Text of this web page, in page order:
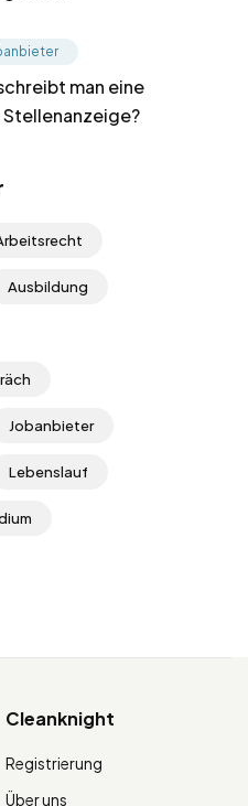
man eine
Ausbildung
Jobanbieter
Lebenslauf
Cleanknight
Registrierung
Über uns